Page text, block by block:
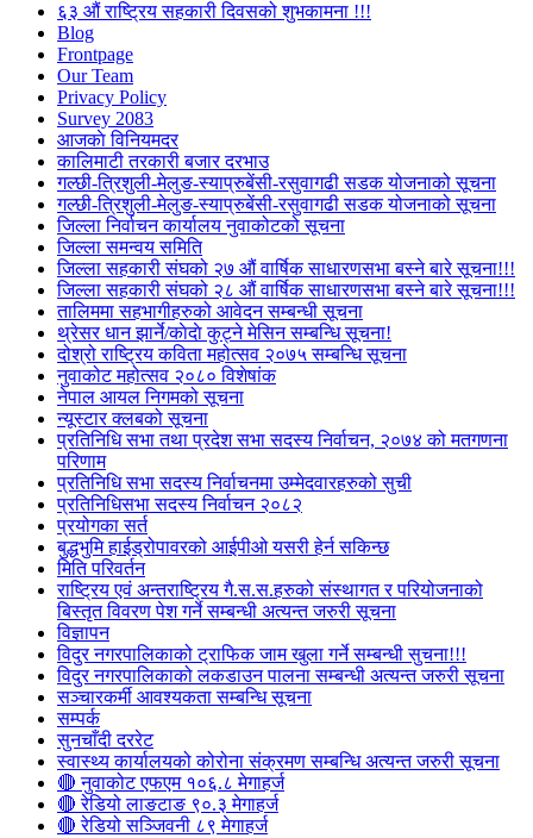
६३ औं राष्ट्रिय सहकारी दिवसको शुभकामना !!!
Blog
Frontpage
Our Team
Privacy Policy
Survey 2083
आजकाे विनियमदर
कालिमाटी तरकारी बजार दरभाउ
गल्छी-त्रिशुली-मेलुङ-स्याप्रुबेंसी-रसुवागढी सडक योजनाको सूचना
गल्छी-त्रिशुली-मेलुङ-स्याप्रुबेंसी-रसुवागढी सडक योजनाको सूचना
जिल्ला निर्वाचन कार्यालय नुवाकोटको सूचना
जिल्ला समन्वय समिति
जिल्ला सहकारी संघको २७ औं वार्षिक साधारणसभा बस्ने बारे सूचना!!!
जिल्ला सहकारी संघको २८ औं वार्षिक साधारणसभा बस्ने बारे सूचना!!!
तालिममा सहभागीहरुको आवेदन सम्बन्धी सूचना
थ्रेसर धान झार्ने/काेदाे कुट्ने मेसिन सम्बन्धि सूचना!
दोश्रो राष्ट्रिय कविता महोत्सव २०७५ सम्बन्धि सूचना
नुवाकोट महोत्सव २०८० विशेषांक
नेपाल आयल निगमको सूचना
न्यूस्टार क्लबको सूचना
प्रतिनिधि सभा तथा प्रदेश सभा सदस्य निर्वाचन, २०७४ को मतगणना
परिणाम
प्रतिनिधि सभा सदस्य निर्वाचनमा उम्मेदवारहरुको सुची
प्रतिनिधिसभा सदस्य निर्वाचन २०८२
प्रयोगका सर्त
बुद्धभुमि हाईड्रोपावरको आईपीओ यसरी हेर्न सकिन्छ
मिति परिवर्तन
राष्ट्रिय एवं अन्तराष्ट्रिय गै.स.स.हरुको संस्थागत र परियोजनाको
बिस्तृत विवरण पेश गर्ने सम्बन्धी अत्यन्त जरुरी सूचना
विज्ञापन
विदुर नगरपालिकाको ट्राफिक जाम खुला गर्ने सम्बन्धी सुचना!!!
विदुर नगरपालिकाको लकडाउन पालना सम्बन्धी अत्यन्त जरुरी सूचना
सञ्चारकर्मी आवश्यकता सम्बन्धि सूचना
सम्पर्क
सुनचाँदी दररेट
स्वास्थ्य कार्यालयको कोरोना संक्रमण सम्बन्धि अत्यन्त जरुरी सूचना
🔴 नुवाकोट एफएम १०६.८ मेगाहर्ज
🔴 रेडियो लाङटाङ ९०.३ मेगाहर्ज
🔴 रेडियो सञ्जिवनी ८९ मेगाहर्ज